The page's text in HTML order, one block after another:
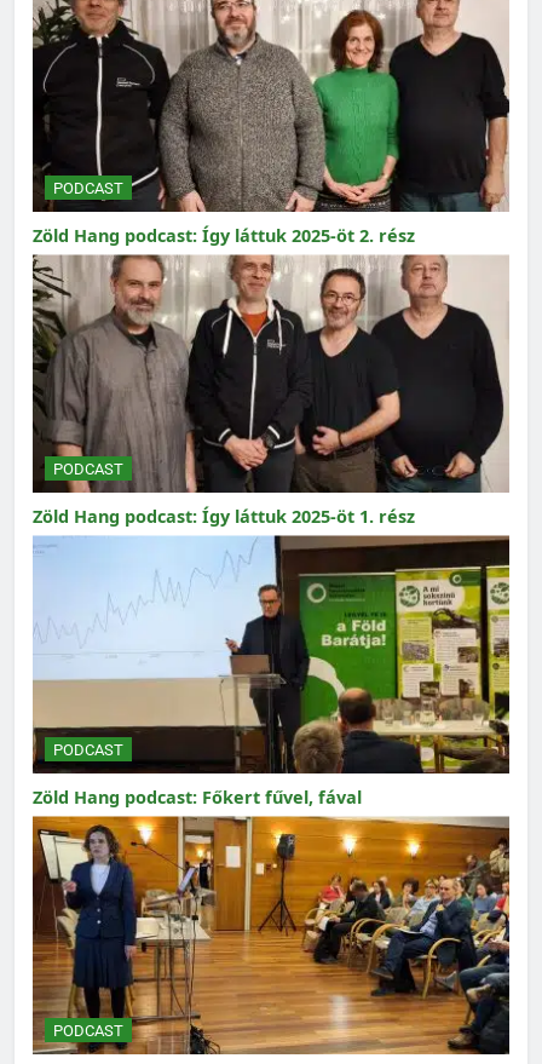
PODCAST
Zöld Hang podcast: Így láttuk 2025-öt 2. rész
PODCAST
Zöld Hang podcast: Így láttuk 2025-öt 1. rész
PODCAST
Zöld Hang podcast: Főkert fűvel, fával
PODCAST